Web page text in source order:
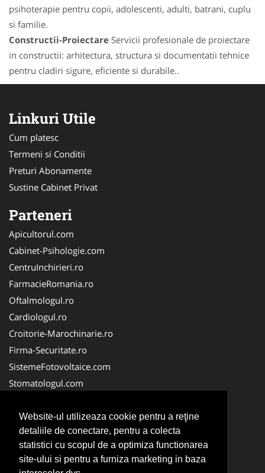
Website-ul utilizeaza cookie pentru a reţine
detaliile de conectare, pentru a colecta
statistici cu scopul de a optimiza functionarea
site-ului si pentru a furniza marketing in baza
psihoterapie pentru copii, adolescenti, adulti, batrani, cuplu
si familie.
Constructii-Proiectare Servicii profesionale de proiectare
in constructii: arhitectura, structura si documentatii tehnice
pentru cladiri sigure, eficiente si durabile..
Linkuri Utile
Cum platesc
Termeni si Conditii
Preturi Abonamente
Sustine Cabinet Privat
Parteneri
Apicultorul.com
Cabinet-Psihologie.com
CentruInchirieri.ro
FarmacieRomania.ro
Oftalmologul.ro
Cardiologul.ro
Croitorie-Marochinarie.ro
Firma-Securitate.ro
SistemeFotovoltaice.com
Stomatologul.com
Birouri-Cadastru.ro
Cabinet-Individual.ro
CramaVinuri.ro
InstalatiiSolare.com